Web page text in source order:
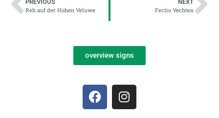
PREVIOUS
Reh auf der Hohen Veluwe
NEXT
Fectio Vechten
overview signs